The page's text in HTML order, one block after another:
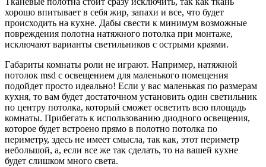
хорошо впитывает в себя жир, запахи и все, что будет
происходить на кухне. Дабы свести к минимум возможные
повреждения полотна натяжного потолка при монтаже,
исключают варианты светильников с острыми краями.
Габариты комнаты роли не играют. Например, натяжной
потолок msd с освещением для маленького помещения
подойдет просто идеально! Если у вас маленькая по размерам
кухня, то вам будет достаточном установить один светильник
по центру потолка, который сможет осветить всю площадь
комнаты. Прибегать к использованию диодного освещения,
которое будет встроено прямо в полотно потолка по
периметру, здесь не имеет смысла, так как, этот периметр
небольшой, а, если все же так сделать, то на вашей кухне
будет слишком много света.